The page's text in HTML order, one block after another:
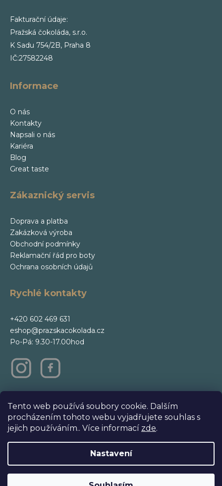
Tento web používá soubory cookie. Dalším
procházením tohoto webu vyjadřujete souhlas s
jejich používáním.. Více informací zde.
Nastavení
Fakturační údaje:
Pražská čokoláda, s.r.o.
K Sadu 754/2B, Praha 8
IČ:27582248
Informace
O nás
Kontakty
Napsali o nás
Kariéra
Blog
Great taste
Zákaznický servis
Doprava a platba
Zakázková výroba
Obchodní podmínky
Reklamační řád pro boty
Ochrana osobních údajů
Rychlé kontakty
+420 602 469 631
eshop@prazskacokolada.cz
Po-Pá: 9.30-17.00hod
Copyright 2026E-shop Steiner & Kovarik. Všechna práva